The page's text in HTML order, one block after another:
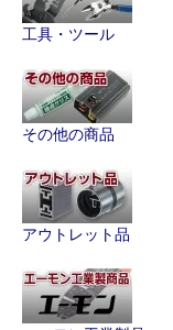
工具・ツール
その他の商品
アウトレット品